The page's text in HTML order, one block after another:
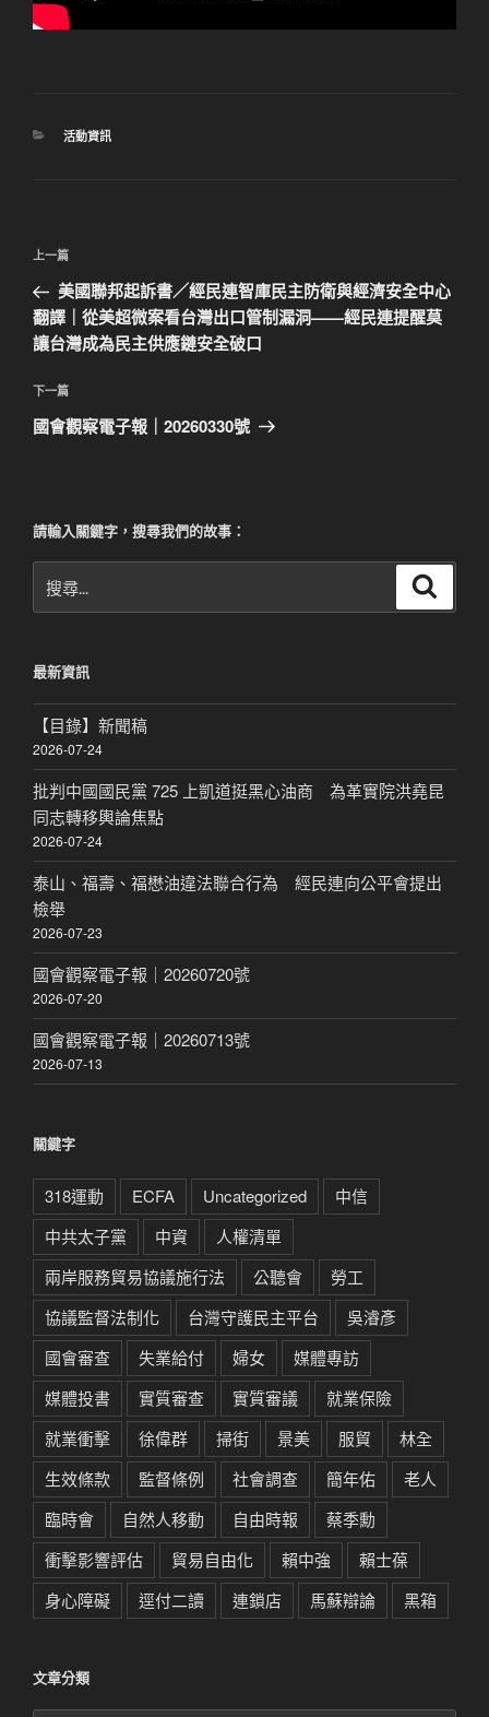
分
活動資訊
文
導
覽
上
一
篇
文
上一篇
美國聯邦起訴書／經民連智庫民主防衛與經濟安全中心
翻譯｜從美超微案看台灣出口管制漏洞——經民連提醒莫
讓台灣成為民主供應鏈安全破口
下
一
下一篇
國會觀察電子報｜20260330號
請輸入關鍵字，搜尋我們的故事：
尋
字:
最新資訊
【目錄】新聞稿
2026-07-24
批判中國國民黨 725 上凱道挺黑心油商 為革實院洪堯昆
同志轉移輿論焦點
2026-07-24
泰山、福壽、福懋油違法聯合行為 經民連向公平會提出
檢舉
2026-07-23
國會觀察電子報｜20260720號
2026-07-20
國會觀察電子報｜20260713號
2026-07-13
關鍵字
318運動 ECFA Uncategorized
中信
中共太子黨
中資
人權清單
兩岸服務貿易協議施行法
公聽會
勞工
協議監督法制化
台灣守護民主平台
吳濬彥
國會審查
失業給付 婦女
媒體專訪
媒體投書
實質審查 實質審議
就業保險
就業衝擊
徐偉群 掃街 景美 服貿
林全
生效條款
監督條例 社會調查 簡年佑
老人
臨時會
自然人移動 自由時報
蔡季勳
衝擊影響評估
貿易自由化 賴中強
賴士葆
身心障礙
逕付二讀 連鎖店 馬蘇辯論 黑箱
文章分類